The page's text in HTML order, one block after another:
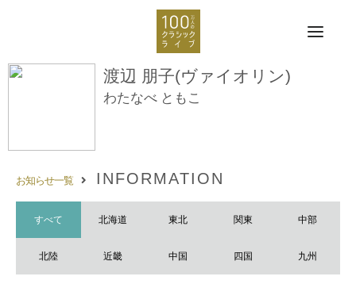
渡辺 朋子(ヴァイオリン)
わたなべ ともこ
お知らせ一覧 INFORMATION
すべて 北海道 東北 関東 中部
北陸 近畿 中国 四国 九州